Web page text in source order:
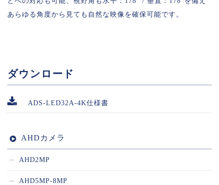
あらゆる角度から見ても自然な映像を確保可能です。
ダウンロード
ADS-LED32A-4K仕様書
AHDカメラ
AHD2MP
AHD5MP-8MP